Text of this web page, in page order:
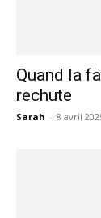
Quand la
rechute
Sarah - 8 avril